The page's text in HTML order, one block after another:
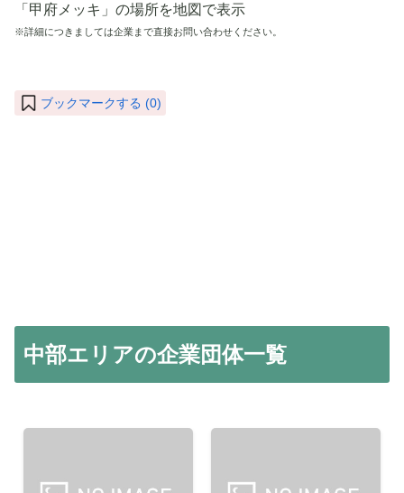
※詳細につきましては企業まで直接お問い合わせください。
ブックマークする (0)
中部エリアの企業団体一覧